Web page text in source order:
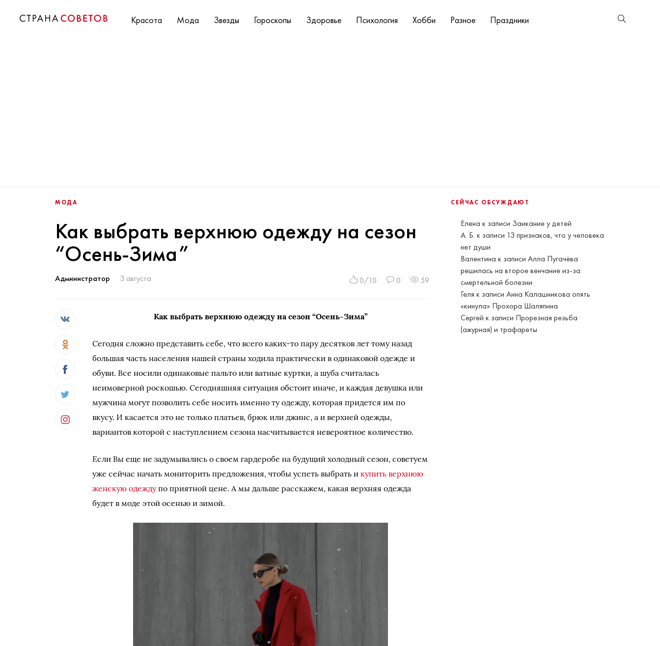
Красота Мода Звезды Гороскопы Здоровье Психология Хобби Разное Праздники
СЕЙЧАС ОБСУЖДАЮТ
Елена к записи Заикание у детей
А. Б. к записи 13 признаков, что у человека
нет души
Валентина к записиАлла Пугачёва
решилась на второе венчание из-за
смертельной болезни
Геля к записиАнна Калашникова опять
«кинула» Прохора Шаляпина
Сергей к записи Прорезная резьба
(ажурная) и трафареты
МОДА
Как выбрать верхнюю одежду на сезон
“Осень-Зима”
Администратор 3 августа 0/10 0 59
Как выбрать верхнюю одежду на сезон “Осень-Зима”
Сегодня сложно представить себе, что всего каких-то пару десятков лет тому назад
большая часть населения нашей страны ходила практически в одинаковой одежде и
обуви. Все носили одинаковые пальто или ватные куртки, а шуба считалась
неимоверной роскошью. Сегодняшняя ситуация обстоит иначе, и каждая девушка или
мужчина могут позволить себе носить именно ту одежду, которая придется им по
вкусу. И касается это не только платьев, брюк или джинс, а и верхней одежды,
вариантов которой с наступлением сезона насчитывается невероятное количество.
Если Вы еще не задумывались о своем гардеробе на будущий холодный сезон, советуем
уже сейчас начать мониторить предложения, чтобы успеть выбрать икупить верхнюю
женскую одеждупо приятной цене. А мы дальше расскажем, какая верхняя одежда
будет в моде этой осенью и зимой.